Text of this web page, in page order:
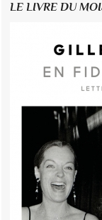
LE LIVRE DU